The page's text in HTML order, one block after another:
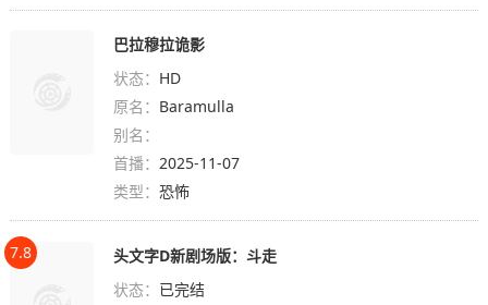
版：超华丽！灼热的春日部舞者(港) / Crayon S
hin-chan the Movie: Super Hot! The Spicy K
巴拉穆拉诡影
状态： HD
原名： Baramulla
别名：
首播：2025-11-07
类型：恐怖
7.8
头文字D新剧场版：斗走
状态： 已完结